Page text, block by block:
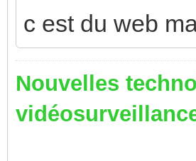
c est du web
Nouvelles